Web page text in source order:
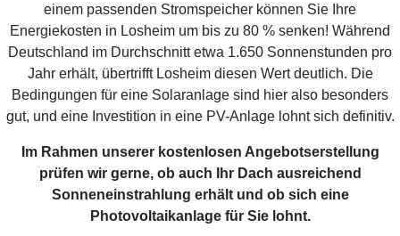
einem passenden Stromspeicher können Sie Ihre
Energiekosten in Losheim um bis zu 80 % senken! Während
Deutschland im Durchschnitt etwa 1.650 Sonnenstunden pro
Jahr erhält, übertrifft Losheim diesen Wert deutlich. Die
Bedingungen für eine Solaranlage sind hier also besonders
gut, und eine Investition in eine PV-Anlage lohnt sich definitiv.
Im Rahmen unserer kostenlosen Angebotserstellung
prüfen wir gerne, ob auch Ihr Dach ausreichend
Sonneneinstrahlung erhält und ob sich eine
Photovoltaikanlage für Sie lohnt.